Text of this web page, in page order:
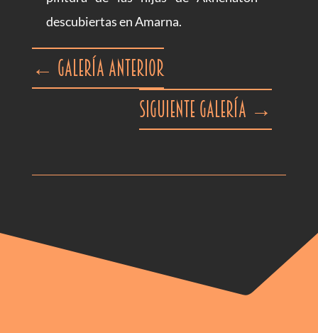
descubiertas en Amarna.
← Galería anterior
Siguiente galería →